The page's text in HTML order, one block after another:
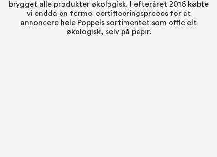
brygget alle produkter økologisk. I efteråret 2016 købte
vi endda en formel certificeringsproces for at
annoncere hele Poppels sortimentet som officielt
økologisk, selv på papir.